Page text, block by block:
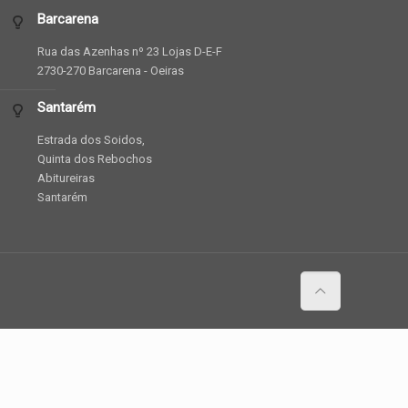
Barcarena
Rua das Azenhas nº 23 Lojas D-E-F
2730-270 Barcarena - Oeiras
Santarém
Estrada dos Soidos,
Quinta dos Rebochos
Abitureiras
Santarém